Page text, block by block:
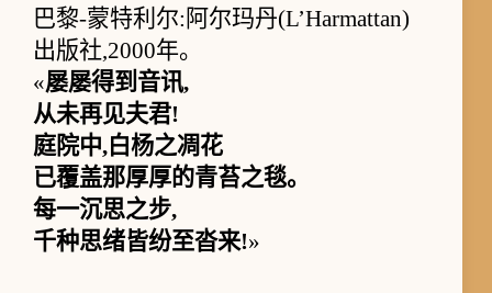
巴黎-蒙特利尔:阿尔玛丹(L’Harmattan)
出版社,2000年。
«屡屡得到音讯,
从未再见夫君!
庭院中,白杨之凋花
已覆盖那厚厚的青苔之毯。
每一沉思之步,
千种思绪皆纷至沓来!»